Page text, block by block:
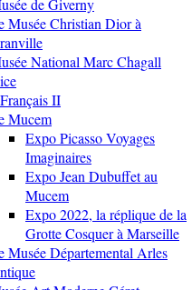
de Giverny
Musée Christian Dior à
National Marc Chagall
II
Mucem
Expo Picasso Voyages
Imaginaires
Expo Jean Dubuffet au
Mucem
Expo 2022, la réplique de la
Grotte Cosquer à Marseille
Musée Départemental Arles